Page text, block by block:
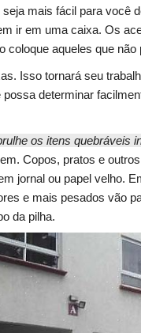
seja mais fácil para você
ir em uma caixa. Os
coloque aqueles que
Isso tornará seu
possa determinar
os itens quebráveis
Copos, pratos e outros
jornal ou papel velho.
e mais pesados vão
da pilha.